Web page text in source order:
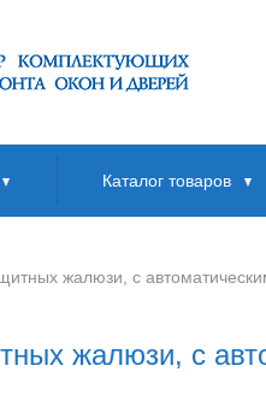
Каталог товаров
жалюзи, с
жалюзи, с